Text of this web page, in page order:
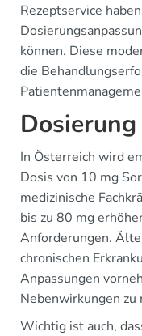
Rezeptservice
können. Diese
die
In Österreich wird
Dosis von 10 mg
medizinische
bis zu 80 mg
Anforderungen.
chronischen
Anpassungen
Nebenwirkungen zu
Wichtig ist auch,